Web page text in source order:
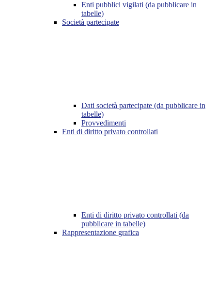
Enti pubblici vigilati (da pubblicare in
tabelle)
Società partecipate
Dati società partecipate (da pubblicare in
tabelle)
Provvedimenti
Enti di diritto privato controllati
Enti di diritto privato controllati (da
pubblicare in tabelle)
Rappresentazione grafica